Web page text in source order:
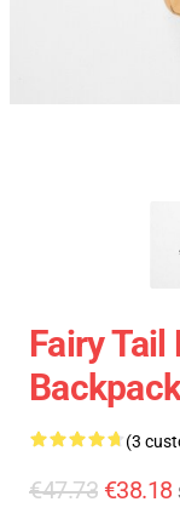
Fairy Tail
(3
€47.73 €38.18